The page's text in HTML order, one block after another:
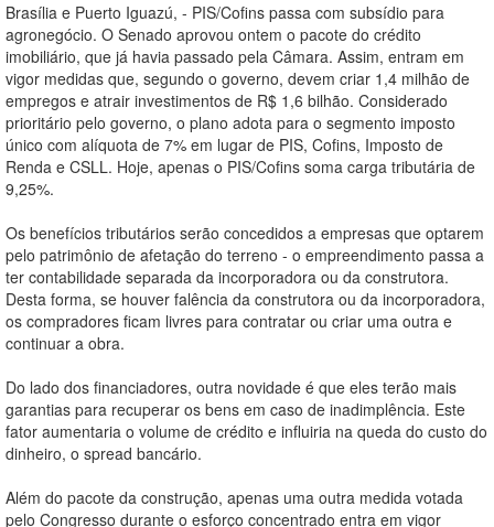
Brasília e Puerto Iguazú, - PIS/Cofins passa com subsídio para
agronegócio. O Senado aprovou ontem o pacote do crédito
imobiliário, que já havia passado pela Câmara. Assim, entram em
vigor medidas que, segundo o governo, devem criar 1,4 milhão de
empregos e atrair investimentos de R$ 1,6 bilhão. Considerado
prioritário pelo governo, o plano adota para o segmento imposto
único com alíquota de 7% em lugar de PIS, Cofins, Imposto de
Renda e CSLL. Hoje, apenas o PIS/Cofins soma carga tributária de
9,25%.
Os benefícios tributários serão concedidos a empresas que optarem
pelo patrimônio de afetação do terreno - o empreendimento passa a
ter contabilidade separada da incorporadora ou da construtora.
Desta forma, se houver falência da construtora ou da incorporadora,
os compradores ficam livres para contratar ou criar uma outra e
continuar a obra.
Do lado dos financiadores, outra novidade é que eles terão mais
garantias para recuperar os bens em caso de inadimplência. Este
fator aumentaria o volume de crédito e influiria na queda do custo do
dinheiro, o spread bancário.
Além do pacote da construção, apenas uma outra medida votada
pelo Congresso durante o esforço concentrado entra em vigor